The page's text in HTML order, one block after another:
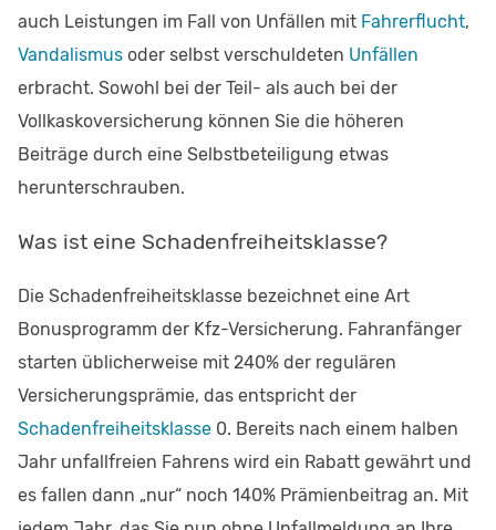
auch Leistungen im Fall von Unfällen mit Fahrerflucht,
Vandalismus oder selbst verschuldeten Unfällen
erbracht. Sowohl bei der Teil- als auch bei der
Vollkaskoversicherung können Sie die höheren
Beiträge durch eine Selbstbeteiligung etwas
herunterschrauben.
Was ist eine Schadenfreiheitsklasse?
Die Schadenfreiheitsklasse bezeichnet eine Art
Bonusprogramm der Kfz-Versicherung. Fahranfänger
starten üblicherweise mit 240% der regulären
Versicherungsprämie, das entspricht der
Schadenfreiheitsklasse 0. Bereits nach einem halben
Jahr unfallfreien Fahrens wird ein Rabatt gewährt und
es fallen dann „nur“ noch 140% Prämienbeitrag an. Mit